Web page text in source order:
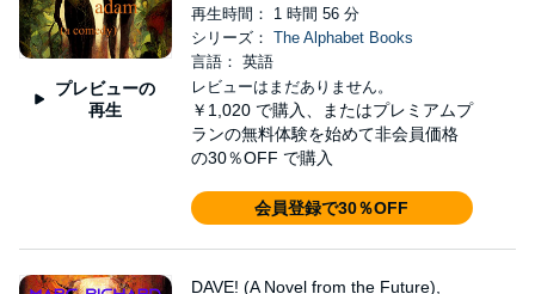
プレビューの
再生
再生時間： 1 時間 56 分
シリーズ： The Alphabet Books
言語： 英語
レビューはまだありません。
￥1,020 で購入、またはプレミアムプ
ランの無料体験を始めて非会員価格
の30％OFF で購入
会員登録で30％OFF
DAVE! (A Novel from the Future),